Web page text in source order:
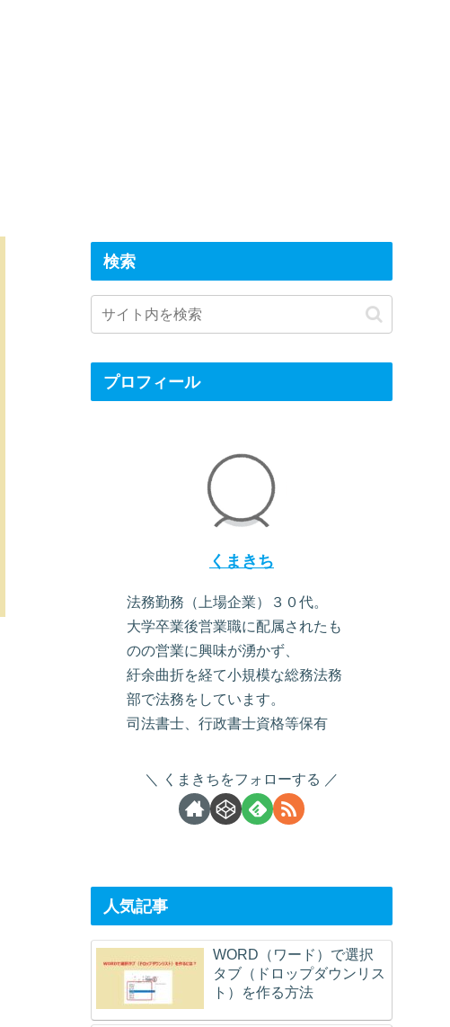
検索
プロフィール
くまきち
法務勤務（上場企業）３０代。
大学卒業後営業職に配属されたも
のの営業に興味が湧かず、
紆余曲折を経て小規模な総務法務
部で法務をしています。
司法書士、行政書士資格等保有
くまきちをフォローする
人気記事
WORD（ワード）で選択
タブ（ドロップダウンリス
ト）を作る方法